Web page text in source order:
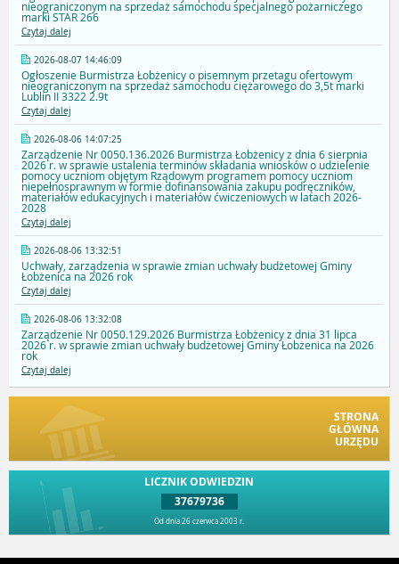
nieograniczonym na sprzedaż samochodu specjalnego pożarniczego
marki STAR 266
Czytaj dalej
2026-08-07 14:46:09
Ogłoszenie Burmistrza Łobżenicy o pisemnym przetagu ofertowym
nieograniczonym na sprzedaż samochodu ciężarowego do 3,5t marki
Lublin II 3322 2.9t
Czytaj dalej
2026-08-06 14:07:25
Zarządzenie Nr 0050.136.2026 Burmistrza Łobżenicy z dnia 6 sierpnia
2026 r. w sprawie ustalenia terminów składania wniosków o udzielenie
pomocy uczniom objętym Rządowym programem pomocy uczniom
niepełnosprawnym w formie dofinansowania zakupu podręczników,
materiałów edukacyjnych i materiałów ćwiczeniowych w latach 2026-
2028
Czytaj dalej
2026-08-06 13:32:51
Uchwały, zarządzenia w sprawie zmian uchwały budżetowej Gminy
Łobżenica na 2026 rok
Czytaj dalej
2026-08-06 13:32:08
Zarządzenie Nr 0050.129.2026 Burmistrza Łobżenicy z dnia 31 lipca
2026 r. w sprawie zmian uchwały budżetowej Gminy Łobżenica na 2026
rok
Czytaj dalej
STRONA
GŁÓWNA
URZĘDU
LICZNIK ODWIEDZIN
37679736
Od dnia 26 czerwca 2003 r.